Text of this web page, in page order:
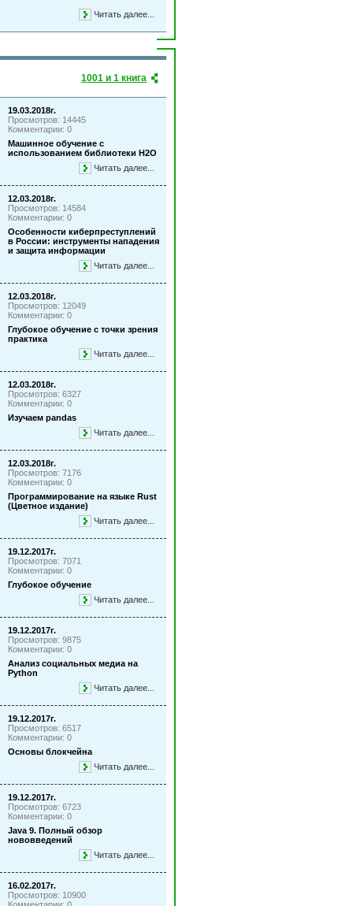
Читать далее...
1001 и 1 книга
19.03.2018г.
Просмотров: 14445
Комментарии: 0
Машинное обучение с
использованием библиотеки Н2О
Читать далее...
12.03.2018г.
Просмотров: 14584
Комментарии: 0
Особенности киберпреступлений
в России: инструменты нападения
и защита информации
Читать далее...
12.03.2018г.
Просмотров: 12049
Комментарии: 0
Глубокое обучение с точки зрения
практика
Читать далее...
12.03.2018г.
Просмотров: 6327
Комментарии: 0
Изучаем pandas
Читать далее...
12.03.2018г.
Просмотров: 7176
Комментарии: 0
Программирование на языке Rust
(Цветное издание)
Читать далее...
19.12.2017г.
Просмотров: 7071
Комментарии: 0
Глубокое обучение
Читать далее...
19.12.2017г.
Просмотров: 9875
Комментарии: 0
Анализ социальных медиа на
Python
Читать далее...
19.12.2017г.
Просмотров: 6517
Комментарии: 0
Основы блокчейна
Читать далее...
19.12.2017г.
Просмотров: 6723
Комментарии: 0
Java 9. Полный обзор
нововведений
Читать далее...
16.02.2017г.
Просмотров: 10900